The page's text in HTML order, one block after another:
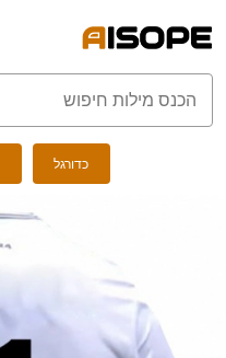
כדורגל